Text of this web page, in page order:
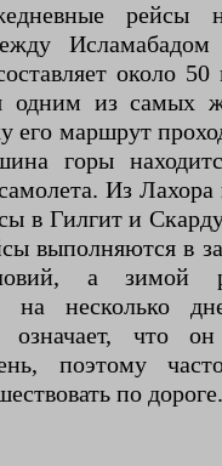
рейсы
Исламабадом
около
одним из самых
его маршрут
горы
Из
в Гилгит и
выполняются в
а зимой
на несколько
означает, что
поэтому
по дороге.